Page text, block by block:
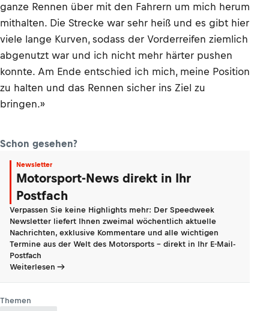
ganze Rennen über mit den Fahrern um mich herum
mithalten. Die Strecke war sehr heiß und es gibt hier
viele lange Kurven, sodass der Vorderreifen ziemlich
abgenutzt war und ich nicht mehr härter pushen
konnte. Am Ende entschied ich mich, meine Position
zu halten und das Rennen sicher ins Ziel zu
bringen.»
Schon gesehen?
Newsletter
Motorsport-News direkt in Ihr
Postfach
Verpassen Sie keine Highlights mehr: Der Speedweek
Newsletter liefert Ihnen zweimal wöchentlich aktuelle
Nachrichten, exklusive Kommentare und alle wichtigen
Termine aus der Welt des Motorsports - direkt in Ihr E-Mail-
Postfach
Weiterlesen
Themen